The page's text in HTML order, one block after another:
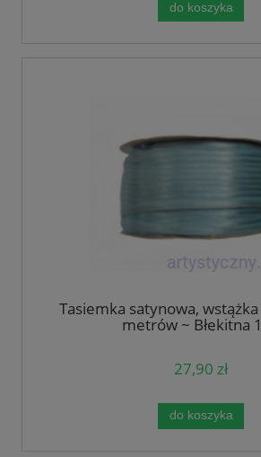
do koszyka
Tasiemka satynowa,
metrów ~ Błękitna
27,90 zł
do koszyka